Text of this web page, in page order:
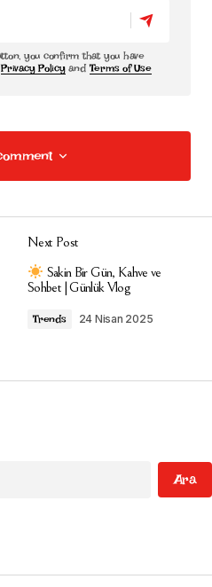
you confirm that you have
Privacy PolicyandTerms of Use
bu tarayıcıya
Next Post
Sakin Bir Gün, Kahve ve
Sohbet | Günlük Vlog
Trends 24 Nisan 2025
Ara